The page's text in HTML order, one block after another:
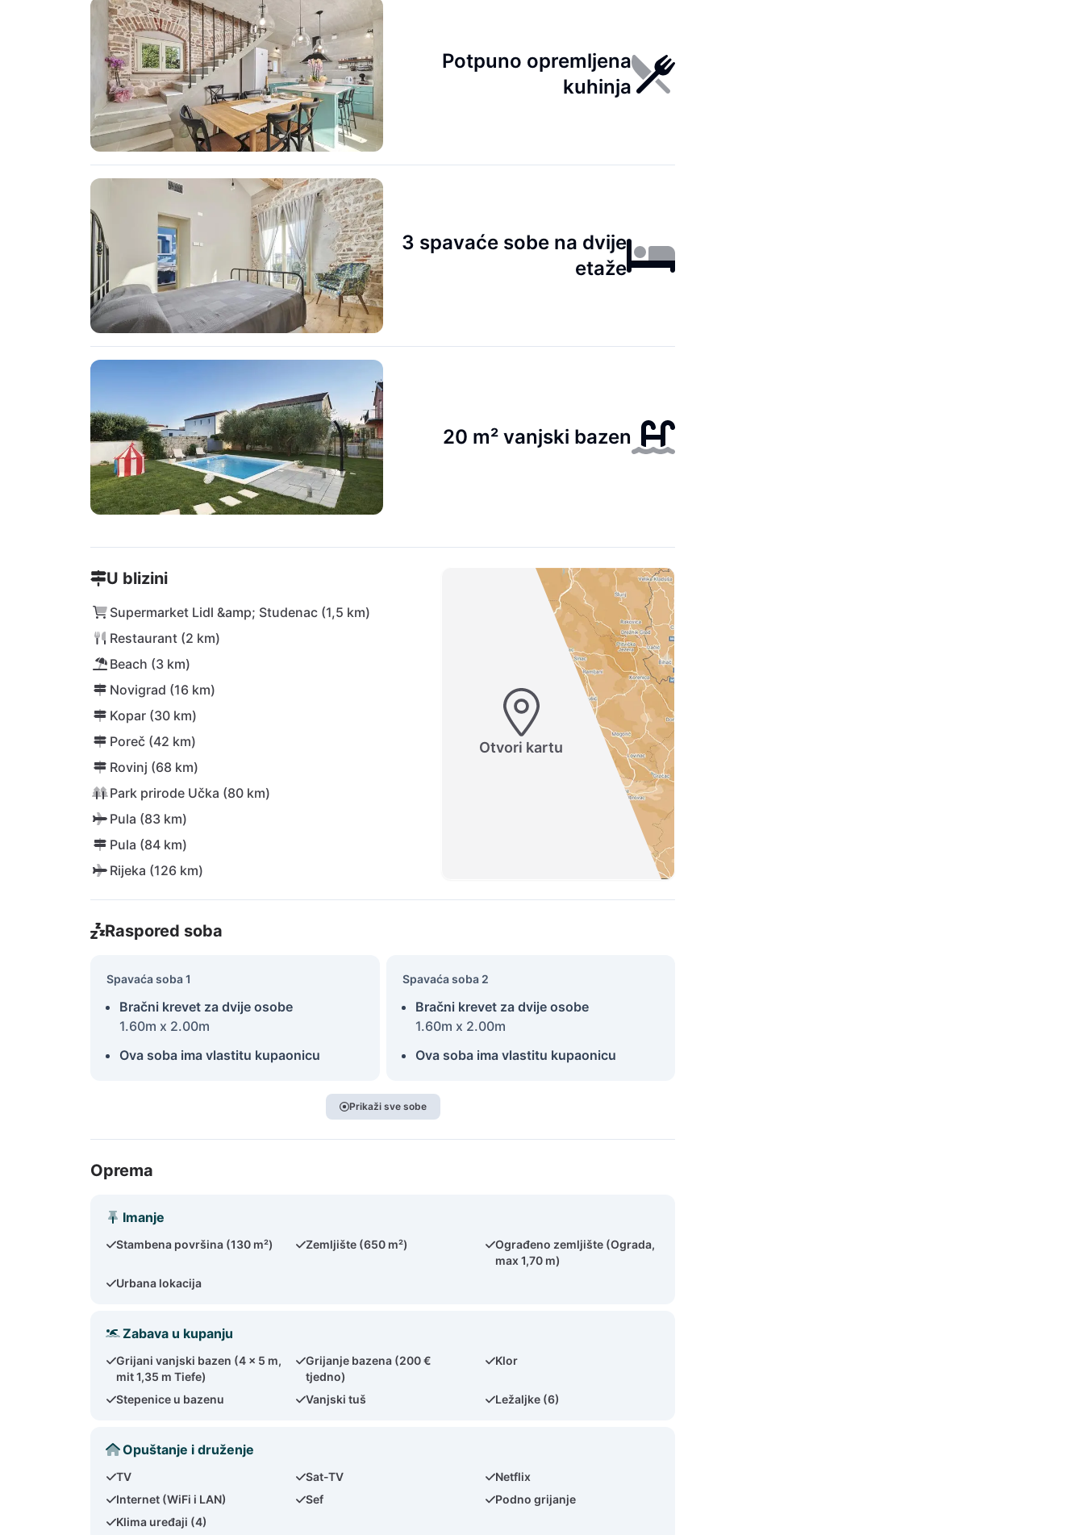
Potpuno opremljena
kuhinja
3 spavaće sobe na dvije
etaže
20 m² vanjski bazen
U blizini
Supermarket Lidl &amp; Studenac (1,5 km)
Restaurant (2 km)
Beach (3 km)
Novigrad (16 km)
Kopar (30 km)
Poreč (42 km)
Rovinj (68 km)
Park prirode Učka (80 km)
Pula (83 km)
Pula (84 km)
Rijeka (126 km)
Otvori kartu
Raspored soba
Spavaća soba 1
Bračni krevet za dvije osobe
1.60m x 2.00m
Ova soba ima vlastitu kupaonicu
Spavaća soba 2
Bračni krevet za dvije osobe
1.60m x 2.00m
Ova soba ima vlastitu kupaonicu
Prikaži sve sobe
Oprema
Imanje
Stambena površina (130 m²) Zemljište (650 m²)
Ograđeno zemljište (Ograda,
max 1,70 m)
Urbana lokacija
Zabava u kupanju
Grijani vanjski bazen (4 x 5 m,
mit 1,35 m Tiefe)
Grijanje bazena (200 €
tjedno)
Klor
Stepenice u bazenu Vanjski tuš Ležaljke (6)
Opuštanje i druženje
TV Sat-TV
Netflix
Internet (WiFi i LAN)
Sef
Podno grijanje
Klima uređaji (4)